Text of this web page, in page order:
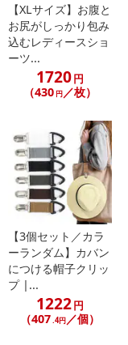
【XLサイズ】お腹と
お尻がしっかり包み
込むレディースショ
ーツ...
1720円
（430 円／枚）
【3個セット／カラ
ーランダム】カバン
につける帽子クリッ
プ |...
1222円
（407.4円／個）